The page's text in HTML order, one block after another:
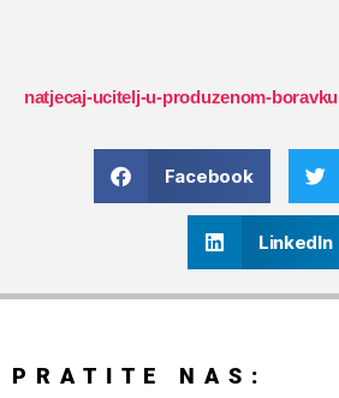
natjecaj-ucitelj-u-produzenom-boravku
Facebook
LinkedIn
PRATITE NAS: